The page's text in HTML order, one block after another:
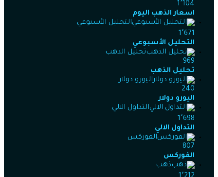
1٬104
اسعار الذهب اليوم
التحليل الأسبوعي
1٬671
التحليل الأسبوعي
تحليل الذهب
969
تحليل الذهب
اليورو دولار
240
اليورو دولار
التداول الالي
1٬698
التداول الالي
الفوركس
807
الفوركس
ذهب